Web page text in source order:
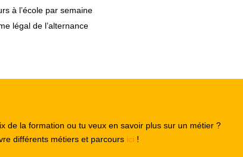
à l’école par semaine
légal de l’alternance
de la formation ou tu veux en savoir plus sur un métier ?
différents métiers et parcours ici !